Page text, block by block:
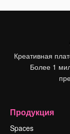
Креативная
Более 1
Продукция
Spaces